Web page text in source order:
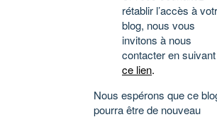
rétablir l’accès à
blog, nous vous
invitons à nous
contacter en suivant
ce lien.
Nous espérons que ce
pourra être de nouveau